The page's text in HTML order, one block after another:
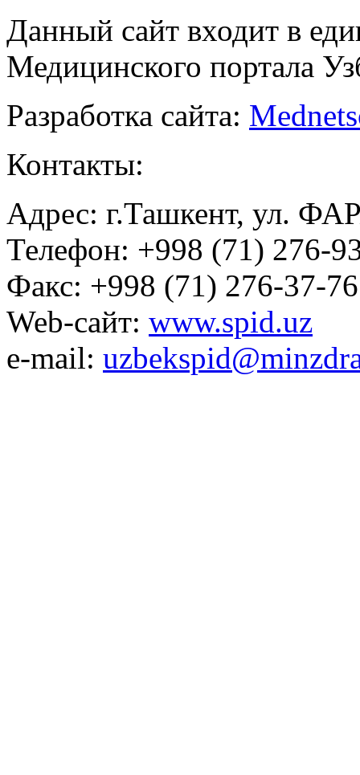
Данный сайт входит в
Медицинского портала
Разработка сайта:
Контакты:
Адрес: г.Ташкент, ул.
Телефон: +998 (71) 276-
Факс: +998 (71) 276-37-76
Web-сайт: www.spid.uz
e-mail: